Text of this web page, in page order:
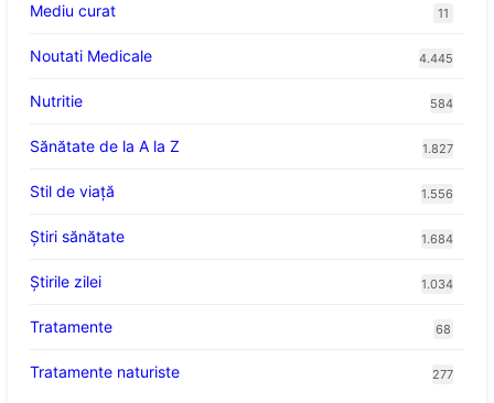
Mediu curat 11
Noutati Medicale 4.445
Nutritie 584
Sănătate de la A la Z 1.827
Stil de viaţă 1.556
Ştiri sănătate 1.684
Știrile zilei 1.034
Tratamente 68
Tratamente naturiste 277